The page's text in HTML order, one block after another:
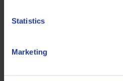
Statistics
Marketing
edizione della circolare tecnica